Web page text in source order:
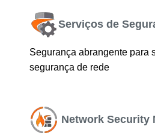
Serviços de
Segurança abrangente para
segurança de rede
Network Security